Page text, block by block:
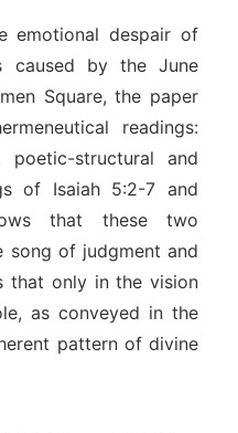
emotional despair of
caused by the June
Square, the paper
readings:
structural and
of Isaiah 5:2-7 and
that these two
song of judgment and
that only in the vision
as conveyed in the
pattern of divine